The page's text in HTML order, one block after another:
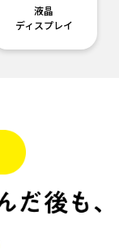
液晶
ディスプレイ